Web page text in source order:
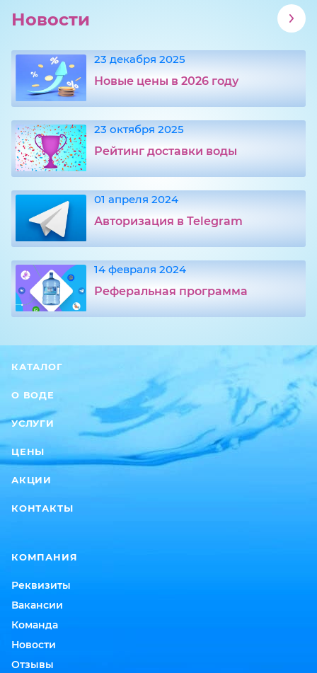
Новости
23 декабря 2025
Новые цены в 2026 году
23 октября 2025
Рейтинг доставки воды
01 апреля 2024
Авторизация в Telegram
14 февраля 2024
Реферальная программа
КАТАЛОГ
О ВОДЕ
УСЛУГИ
ЦЕНЫ
АКЦИИ
КОНТАКТЫ
КОМПАНИЯ
Реквизиты
Вакансии
Команда
Новости
Отзывы